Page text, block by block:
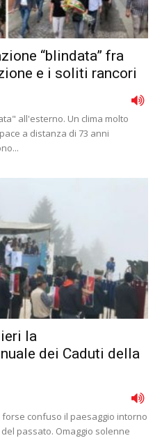
“blindata” fra
e i soliti rancori
all'esterno. Un clima molto
a distanza di 73 anni
la
dei Caduti della
confuso il paesaggio intorno
passato. Omaggio solenne